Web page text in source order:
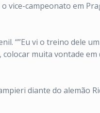
vice-campeonato em
“”Eu vi o treino dele
muita vontade em
diante do alemão